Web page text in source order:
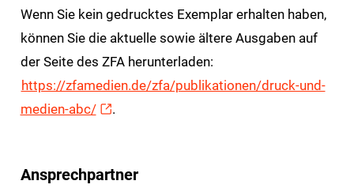
Wenn Sie kein gedrucktes Exemplar erhalten haben,
können Sie die aktuelle sowie ältere Ausgaben auf
der Seite des ZFA herunterladen:
https://zfamedien.de/zfa/publikationen/druck-und-
medien-abc/
.
Ansprechpartner